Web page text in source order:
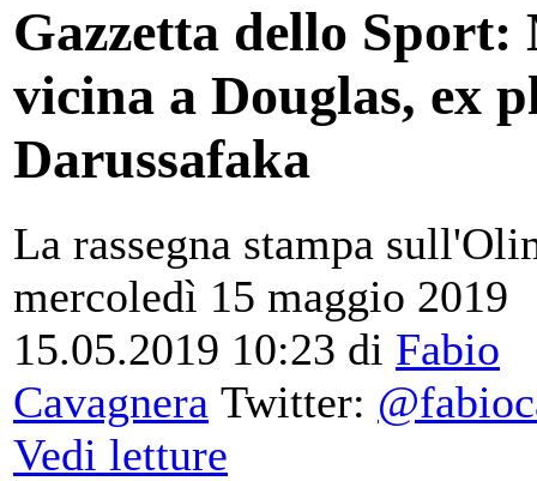
Gazzetta dello Sport:
vicina a Douglas, ex
Darussafaka
La rassegna stampa
mercoledì 15 maggio 2019
15.05.2019 10:23 di Fabio
Cavagnera Twitter:
Vedi letture